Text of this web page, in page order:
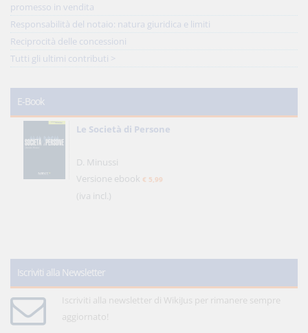
promesso in vendita
Responsabilità del notaio: natura giuridica e limiti
Reciprocità delle concessioni
Tutti gli ultimi contributi >
E-Book
Le Società di Persone
D. Minussi
Versione ebook € 5,99
(iva incl.)
Iscriviti alla Newsletter
Iscriviti alla newsletter di WikiJus per rimanere sempre
aggiornato!